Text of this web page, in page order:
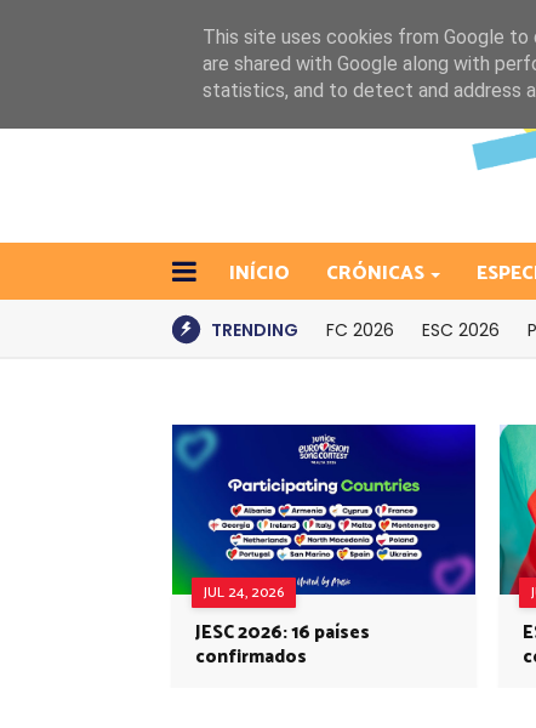
INÍCIO CRÓNICAS
TRENDING FC 2026 ESC 2026
JUL 24, 2026
JESC 2026: 16 países
confirmados
This site uses cookies from Google to
are shared with Google along with
statistics, and to detect and address